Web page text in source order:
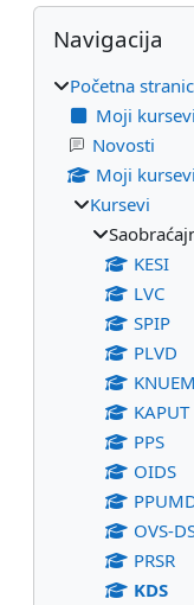
Blokovi
Preskoči Navigacija
Navigacija
Početna
Moji kursevi
Novosti
Moji kursevi
Kursevi
KESI
LVC
SPIP
PLVD
KNUEM
KAPUT
PPS
OIDS
OVS-
PRSR
KDS